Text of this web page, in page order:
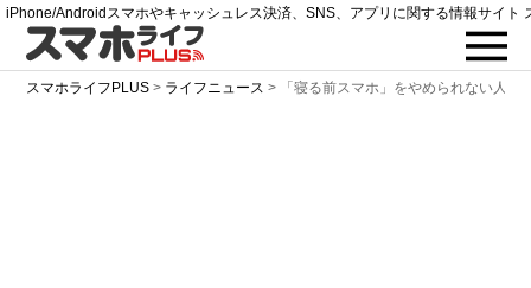
iPhone/Androidスマホやキャッシュレス決済、SNS、アプリに関する情報サイト
スマホライフPLUS > ライフニュース > 「寝る前スマホ」をやめられない人が